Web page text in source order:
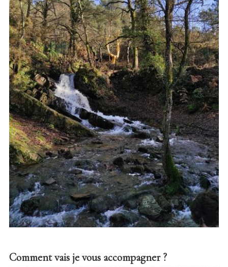
Comment vais je vous accompagner ?